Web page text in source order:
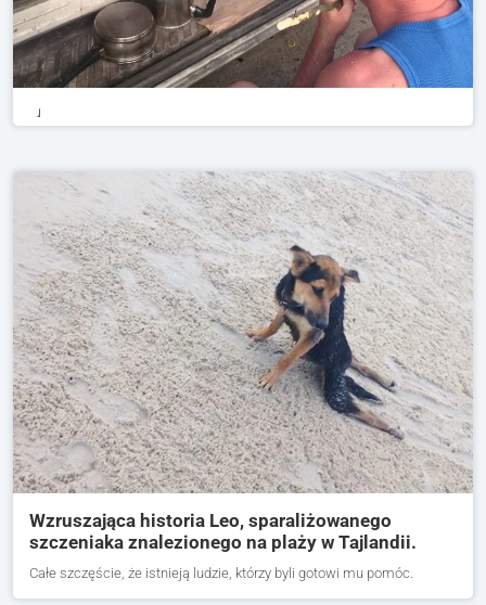
Wzruszająca historia Leo, sparaliżowanego
szczeniaka znalezionego na plaży w Tajlandii.
Całe szczęście, że istnieją ludzie, którzy byli gotowi mu pomóc.